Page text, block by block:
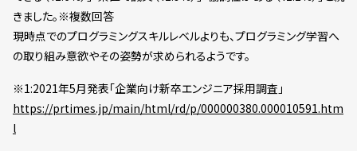
きました。※複数回答
現時点でのプログラミングスキルレベルよりも、プログラミング学習へ
の取り組み意欲やその姿勢が求められるようです。
※1:2021年5月発表「企業向け新卒エンジニア採用調査」
https://prtimes.jp/main/html/rd/p/000000380.000010591.htm
l